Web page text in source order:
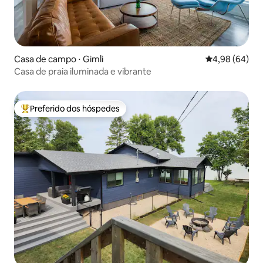
Casa de campo ⋅ Gimli 4,98 de uma
4,98 (64)
Casa de praia iluminada e vibrante
Entre os melhores preferidos dos hóspedes
Preferido dos hóspedes